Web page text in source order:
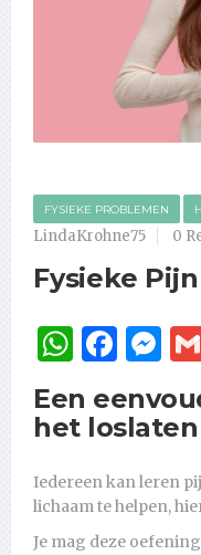
FYSIEKE PROBLEMEN
LindaKrohne75
0
Fysieke
Een
het
Iedereen kan leren
lichaam te helpen,
Je mag deze